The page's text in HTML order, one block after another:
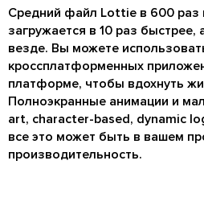
Средний файл Lottie в 600 раз
загружается в 10 раз быстрее,
везде. Вы можете
кроссплатформенных
платформе, чтобы вдохнуть
Полноэкранные анимации и
art, character-based, dynamic
все это может быть в вашем
производительность.